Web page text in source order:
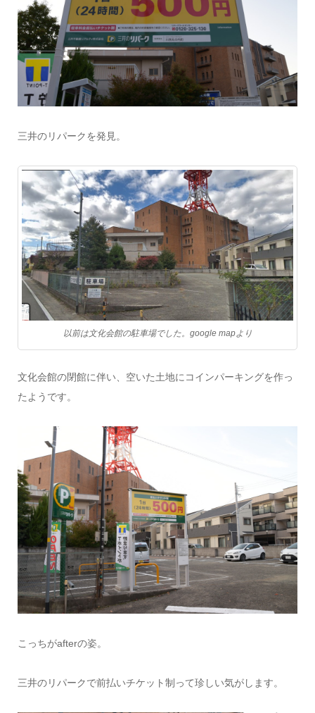
三井のリパークを発見。
以前は文化会館の駐車場でした。google mapより
文化会館の閉館に伴い、空いた土地にコインパーキングを作っ
たようです。
こっちがafterの姿。
三井のリパークで前払いチケット制って珍しい気がします。